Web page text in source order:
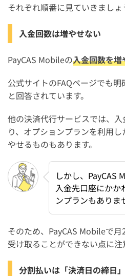
それぞれ順番に見ていきましょ
入金回数は増やせない
PayCAS Mobileの入金回数を
公式サイトのFAQページでも
と回答されています。
他の決済代行サービスでは、
り、オプションプランを利用
やせるものもあります。
しかし、PayCAS
入金先口座にかか
ンプランもありま
そのため、PayCAS Mobileで
受け取ることができない点に注
分割払いは「決済日の締日